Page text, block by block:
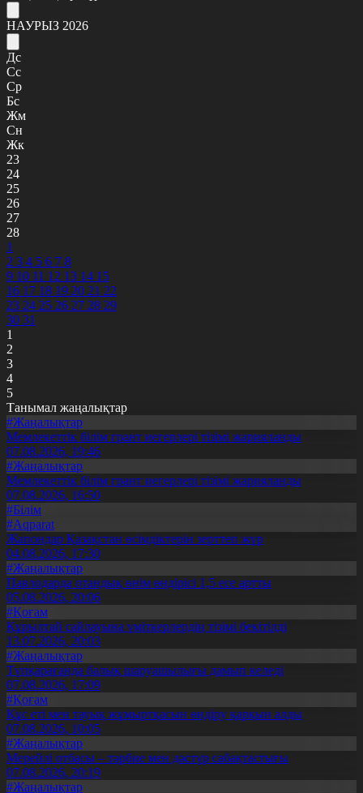
НАУРЫЗ 2026
Дс
Сс
Ср
Бс
Жм
Сн
Жк
23
24
25
26
27
28
1
2 3 4 5 6 7 8
9 10 11 12 13 14 15
16 17 18 19 20 21 22
23 24 25 26 27 28 29
30 31
1
2
3
4
5
Танымал жаңалықтар
#Жаңалықтар
Мемлекеттік білім грант иегерлері тізімі жарияланды
07.08.2026, 19:46
#Жаңалықтар
Мемлекеттік білім грант иегерлері тізімі жарияланды
07.08.2026, 16:50
#Білім
#Aqparat
Жапондар Қазақстан өсімдіктерін зерттеп жүр
04.08.2026, 17:30
#Жаңалықтар
Павлодарда отандық өнім өндірісі 1,5 есе артты
05.08.2026, 20:06
#Қоғам
Құрылтай сайлауына үміткерлердің тізімі бекітілді
13.07.2026, 20:03
#Жаңалықтар
Түпқарағанда балық шаруашылығы дамып келеді
07.08.2026, 17:09
#Қоғам
Құс еті мен тауық жұмыртқасын өндіру қарқын алды
07.08.2026, 10:05
#Жаңалықтар
Мерейлі отбасы – тәрбие мен дәстүр сабақтастығы
07.08.2026, 20:19
#Жаңалықтар